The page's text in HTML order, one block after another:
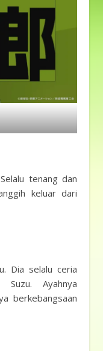
tenang dan
keluar dari
Dia selalu ceria
Ayahnya
berkebangsaan